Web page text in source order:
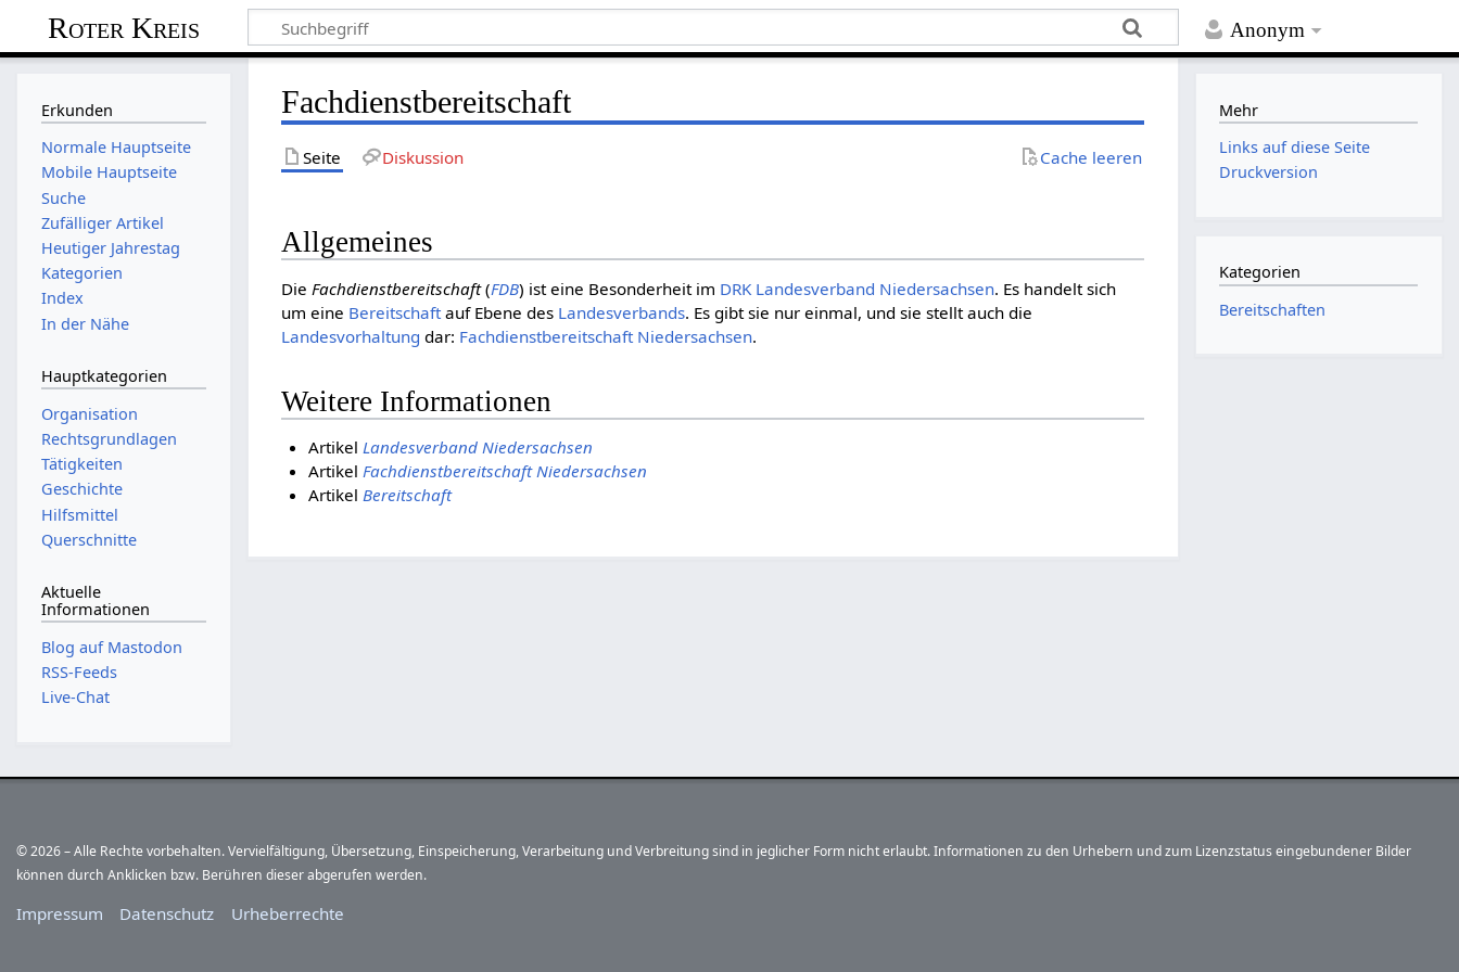
Anonym
Roter Kreis
Fachdienstbereitschaft
Seite Diskussion Cache leeren
Allgemeines
DieFachdienstbereitschaft(FDB) ist eine Besonderheit im DRK Landesverband Niedersachsen. Es handelt sich
um eine Bereitschaftauf Ebene des Landesverbands. Es gibt sie nur einmal, und sie stellt auch die
Landesvorhaltung dar: Fachdienstbereitschaft Niedersachsen.
Weitere Informationen
Artikel Landesverband Niedersachsen
Artikel Fachdienstbereitschaft Niedersachsen
Artikel Bereitschaft
Erkunden
Normale Hauptseite
Mobile Hauptseite
Suche
Zufälliger Artikel
Heutiger Jahrestag
Kategorien
Index
In der Nähe
Hauptkategorien
Organisation
Rechtsgrundlagen
Tätigkeiten
Geschichte
Hilfsmittel
Querschnitte
Aktuelle
Informationen
Blog auf Mastodon
RSS-Feeds
Live-Chat
Mehr
Links auf diese Seite
Druckversion
Kategorien
Bereitschaften
© 2026 – Alle Rechte vorbehalten. Vervielfältigung, Übersetzung, Einspeicherung, Verarbeitung und Verbreitung sind in jeglicher Form nicht erlaubt. Informationen zu den Urhebern und zum Lizenzstatus eingebundener Bilder
können durch Anklicken bzw. Berühren dieser abgerufen werden.
Impressum Datenschutz Urheberrechte